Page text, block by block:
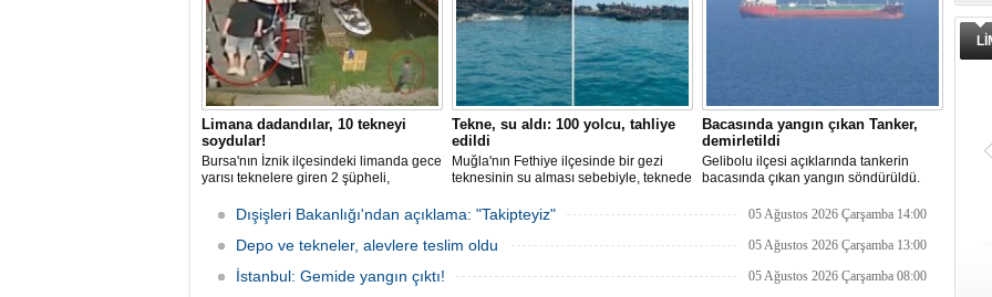
Limana dadandılar, 10 tekneyi
soydular!
Bursa'nın İznik ilçesindeki limanda gece
yarısı teknelere giren 2 şüpheli,
çaldı. Olay, güvenlik kameralarına
yansıdı, tekne sahiplerinin ihbarıyla
jandarma inceleme başlattı.
Tekne, su aldı: 100 yolcu, tahliye
edildi
Muğla'nın Fethiye ilçesinde bir gezi
teknesinin su alması sebebiyle, teknede
teknenin batmaması için bölgede
kurtarma çalışması başlatıldı.
Bacasında yangın çıkan Tanker,
demirletildi
Gelibolu ilçesi açıklarında tankerin
bacasında çıkan yangın söndürüldü.
Sahası'na demirletildi.
Dışişleri Bakanlığı'ndan açıklama: "Takipteyiz" 05 Ağustos 2026 Çarşamba 14:00
Depo ve tekneler, alevlere teslim oldu 05 Ağustos 2026 Çarşamba 13:00
İstanbul: Gemide yangın çıktı! 05 Ağustos 2026 Çarşamba 08:00